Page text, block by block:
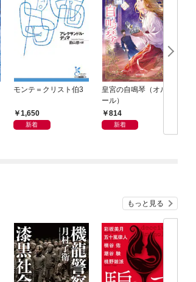
モンテ＝クリスト伯3
1,650
新着
皇宮の自鳴琴（オルゴ
ール）
814
新着
もっと見る